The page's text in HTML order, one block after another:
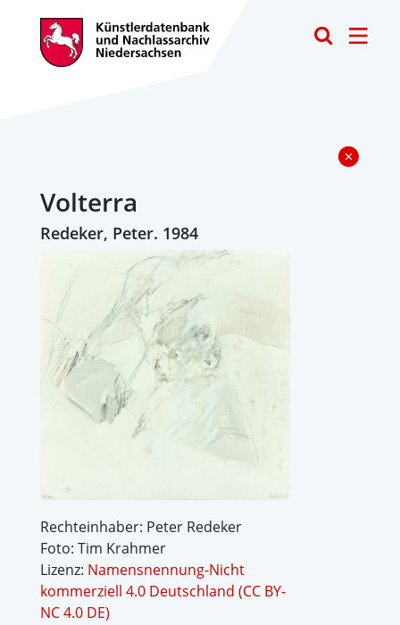
Volterra
Redeker, Peter. 1984
Rechteinhaber: Peter Redeker
Foto: Tim Krahmer
Lizenz: Namensnennung-Nicht
kommerziell 4.0 Deutschland (CC BY-
NC 4.0 DE)